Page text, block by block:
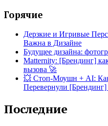
Горячие
Дерзкие и Игривые
Важна в Дизайне
Будущее дизайна:
Matternity: [Брендинг]
вызова 🚀
💥 Стоп-Моушн + AI:
Перевернули [Брендинг]
Последние